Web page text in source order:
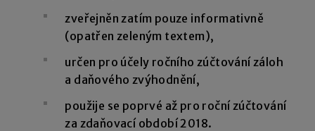
zveřejněn zatím pouze informativně
(opatřen zeleným textem),
určen pro účely ročního zúčtování záloh
a daňového zvýhodnění,
použije se poprvé až pro roční zúčtování
za zdaňovací období 2018.